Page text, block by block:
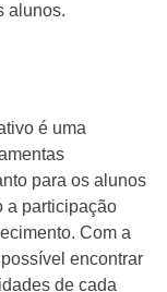
alunos.
é uma
para os alunos
a participação
Com a
encontrar
de cada